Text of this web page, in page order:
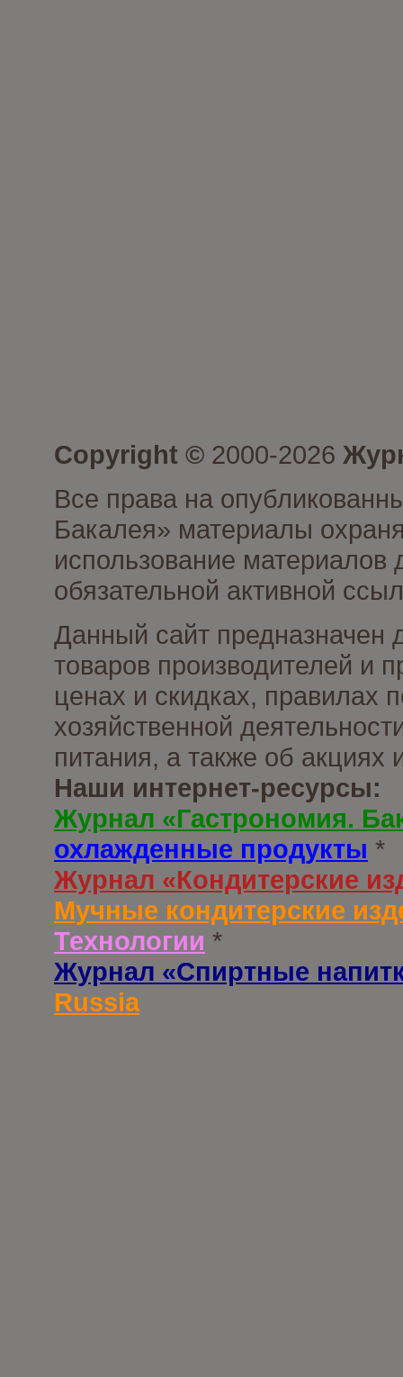
Copyright © 2000-2026
Все права на
Бакалея» материалы
использование материалов
обязательной активной
Данный сайт предназначен
товаров производителей и
ценах и скидках, правилах
хозяйственной
питания, а также об
Наши интернет-ресурсы:
Журнал «Гастрономия.
охлажденные продукты *
Журнал «Кондитерские
Мучные кондитерские
Технологии *
Журнал «Спиртные
Russia